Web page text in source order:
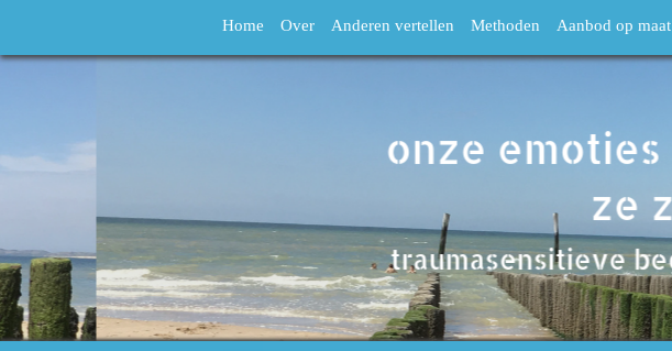
Home Over Anderen vertellen Methoden Aanbod op maat